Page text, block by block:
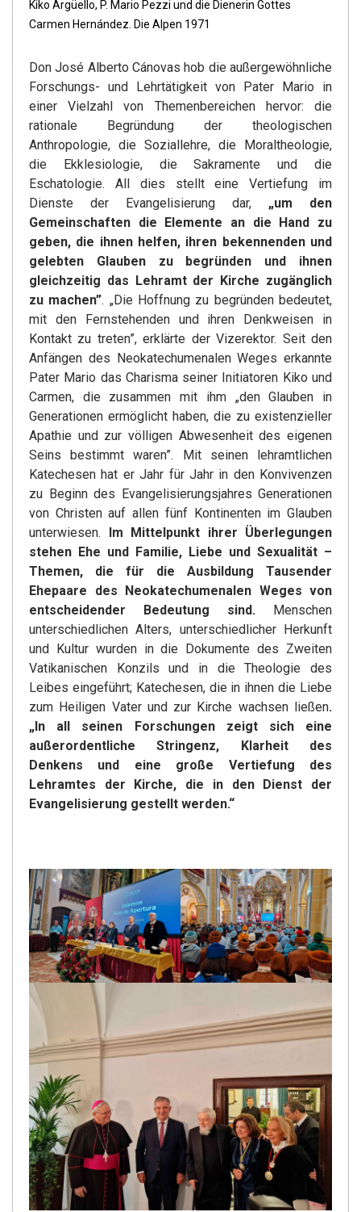
Kiko Argüello, P. Mario Pezzi und die Dienerin Gottes
Carmen Hernández. Die Alpen 1971
Don José Alberto Cánovas hob die außergewöhnliche
Forschungs- und Lehrtätigkeit von Pater Mario in
einer Vielzahl von Themenbereichen hervor: die
rationale Begründung der theologischen
Anthropologie, die Soziallehre, die Moraltheologie,
die Ekklesiologie, die Sakramente und die
Eschatologie. All dies stellt eine Vertiefung im
Dienste der Evangelisierung dar, „um den
Gemeinschaften die Elemente an die Hand zu
geben, die ihnen helfen, ihren bekennenden und
gelebten Glauben zu begründen und ihnen
gleichzeitig das Lehramt der Kirche zugänglich
zu machen”. „Die Hoffnung zu begründen bedeutet,
mit den Fernstehenden und ihren Denkweisen in
Kontakt zu treten”, erklärte der Vizerektor. Seit den
Anfängen des Neokatechumenalen Weges erkannte
Pater Mario das Charisma seiner Initiatoren Kiko und
Carmen, die zusammen mit ihm „den Glauben in
Generationen ermöglicht haben, die zu existenzieller
Apathie und zur völligen Abwesenheit des eigenen
Seins bestimmt waren”. Mit seinen lehramtlichen
Katechesen hat er Jahr für Jahr in den Konvivenzen
zu Beginn des Evangelisierungsjahres Generationen
von Christen auf allen fünf Kontinenten im Glauben
unterwiesen. Im Mittelpunkt ihrer Überlegungen
stehen Ehe und Familie, Liebe und Sexualität –
Themen, die für die Ausbildung Tausender
Ehepaare des Neokatechumenalen Weges von
entscheidender Bedeutung sind. Menschen
unterschiedlichen Alters, unterschiedlicher Herkunft
und Kultur wurden in die Dokumente des Zweiten
Vatikanischen Konzils und in die Theologie des
Leibes eingeführt; Katechesen, die in ihnen die Liebe
zum Heiligen Vater und zur Kirche wachsen ließen.
„In all seinen Forschungen zeigt sich eine
außerordentliche Stringenz, Klarheit des
Denkens und eine große Vertiefung des
Lehramtes der Kirche, die in den Dienst der
Evangelisierung gestellt werden.“